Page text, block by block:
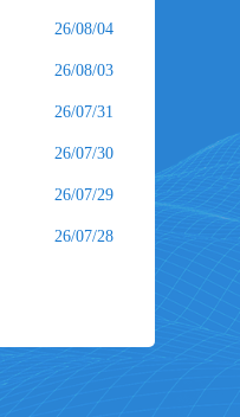
26/08/04
26/08/03
26/07/31
26/07/30
26/07/29
26/07/28
26/08/06